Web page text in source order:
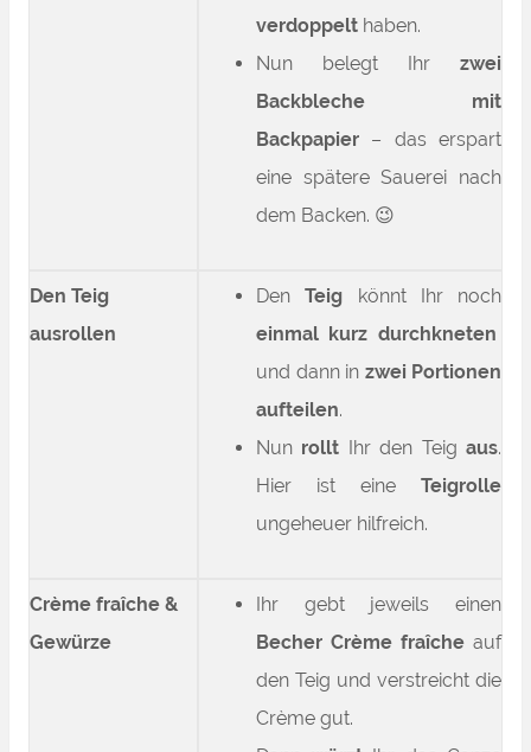
verdoppelt haben.
Nun belegt Ihr zwei
Backbleche mit
Backpapier – das erspart
eine spätere Sauerei nach
dem Backen. 😉
Den Teig
ausrollen
DenTeig könnt Ihr noch
einmal kurz durchkneten
und dann in zwei Portionen
aufteilen.
Nun rollt Ihr den Teigaus.
Hier ist eine Teigrolle
ungeheuer hilfreich.
Crème fraîche &
Gewürze
Ihr gebt jeweils einen
Becher Crème fraîche auf
den Teig und verstreicht die
Crème gut.